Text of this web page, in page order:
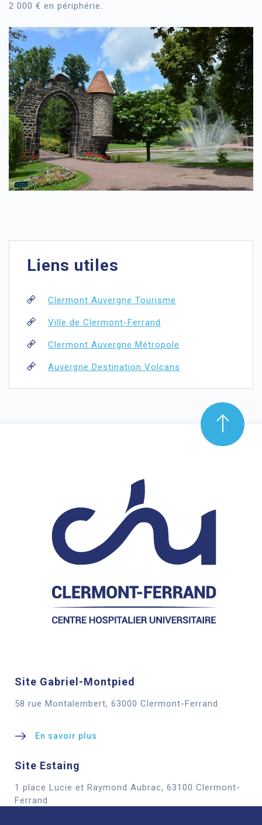
2 000 € en périphérie.
Liens utiles
Clermont Auvergne Tourisme
Ville de Clermont-Ferrand
Clermont Auvergne Métropole
Auvergne Destination Volcans
Site Gabriel-Montpied
58 rue Montalembert, 63000 Clermont-Ferrand
En savoir plus
Site Estaing
1 place Lucie et Raymond Aubrac, 63100 Clermont-
Ferrand